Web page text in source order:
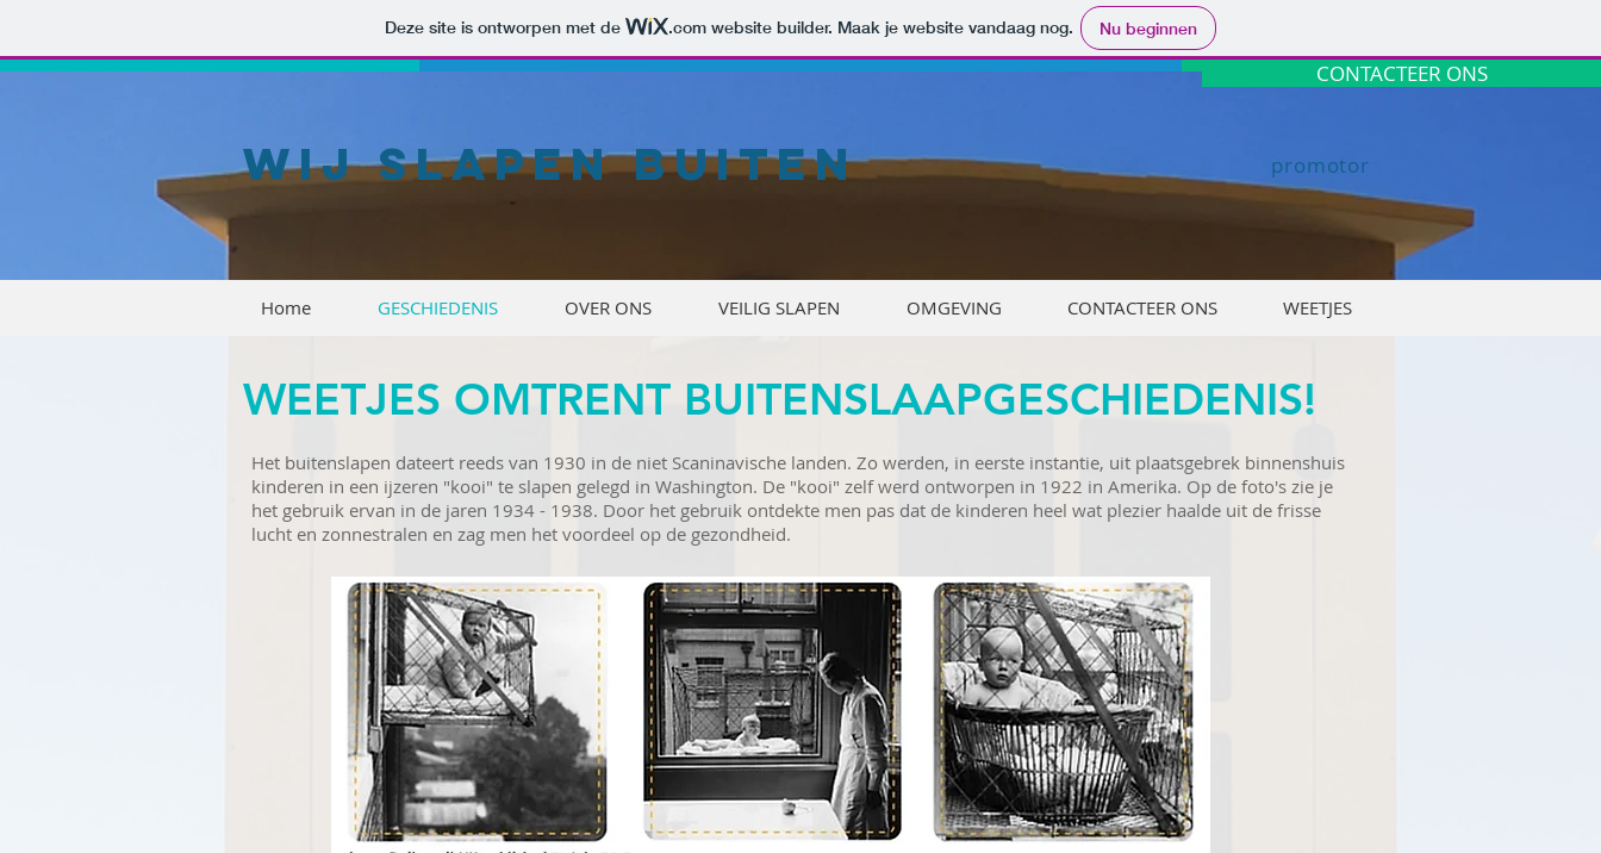
Deze site is ontworpen met de .com website builder. Maak je website vandaag nog. Nu beginnen
CONTACTEER ONS
WIJ SLAPEN BUITEN
Home GESCHIEDENIS OVER ONS VEILIG SLAPEN OMGEVING CONTACTEER ONS WEETJES
promotor
Het buitenslapen dateert reeds van 1930 in de niet Scaninavische landen. Zo werden, in eerste instantie, uit plaatsgebrek binnenshuis
kinderen in een ijzeren "kooi" te slapen gelegd in Washington. De "kooi" zelf werd ontworpen in 1922 in Amerika. Op de foto's zie je
het gebruik ervan in de jaren 1934 - 1938. Door het gebruik ontdekte men pas dat de kinderen heel wat plezier haalde uit de frisse
lucht en zonnestralen en zag men het voordeel op de gezondheid.
WEETJES OMTRENT BUITENSLAAPGESCHIEDENIS!